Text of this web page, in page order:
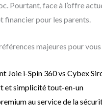
Pourtant, face à l’offre
financier pour les parents.
majeures pour
Joie i-Spin 360 vs Cybex
et simplicité tout-en-un
au service de la